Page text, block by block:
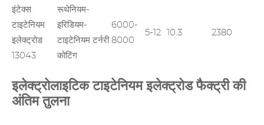
इंटेक्स
टाइटेनियम
इलेक्ट्रोड
13043
रूथेनियम-
इरिडियम-
टाइटेनियम टर्नरी
कोटिंग
6000-
8000
5-12 10.3 2380
इलेक्ट्रोलाइटिक टाइटेनियम इलेक्ट्रोड फैक्ट्री की
अंतिम तुलना